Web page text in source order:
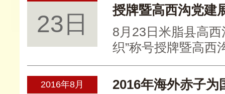
23日
授牌暨高西沟党建
8月23日米脂县高
织”称号授牌暨高西
2016年8月
2016年海外赤子